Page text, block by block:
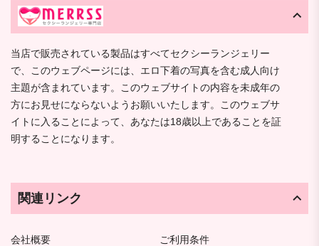
当店で販売されている製品はすべてセクシーランジェリー
で、このウェブページには、エロ下着の写真を含む成人向け
主題が含まれています。このウェブサイトの内容を未成年の
方にお見せにならないようお願いいたします。このウェブサ
イトに入ることによって、あなたは18歳以上であることを証
明することになります。
関連リンク
会社概要
ご利用条件